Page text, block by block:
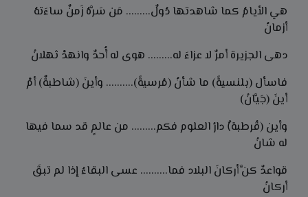
هي الأيامُ كما شاهدتها دُولٌ......... مَن سَرَّهُ زَمنٌ ساءَتهُ
أزمانُ
دهى الجزيرة أمرٌ لا عزاءَ له......... هوى له أُحدٌ وانهدْ ثهلانُ
فاسأل (بلنسيةً) ما شأنُ (مُرسيةً).......... وأينَ (شاطبةٌ) أمْ
أينَ (جَيَّانُ)
وأين (قُرطبة)ٌ دارُ العلوم فكم......... من عالمٍ قد سما فيها
له شانُ
قواعدٌ كنَّ أركانَ البلاد فما.......... عسى البقاءُ إذا لم تبقَ
أركانُ